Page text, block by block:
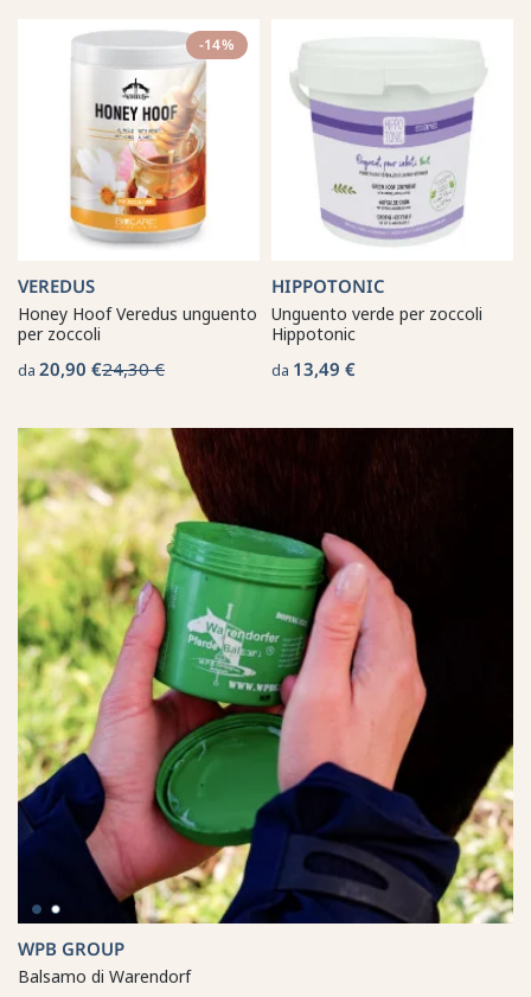
-14%
VEREDUS
Honey Hoof Veredus unguento
per zoccoli
da 20,90 €24,30 €
HIPPOTONIC
Unguento verde per zoccoli
Hippotonic
da 13,49 €
WPB GROUP
Balsamo di Warendorf